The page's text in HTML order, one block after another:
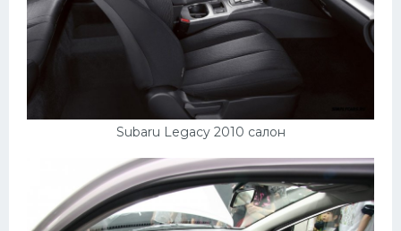
Subaru Legacy 2010 салон